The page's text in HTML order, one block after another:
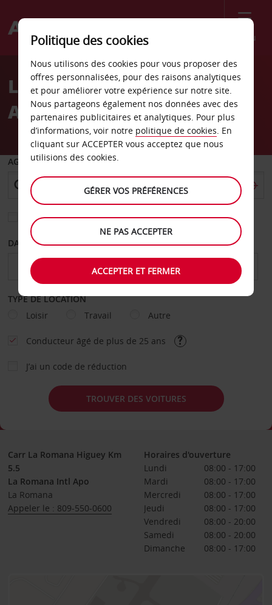
Menu
Welcome
AvisLocation de voiture
Aéroport de La Romana
AGENCE DE DÉPART
Sélectionnez une autre agence de retour
DATE DE DÉPART DATE DE RETOUR
TYPE DE LOCATION
Loisir
Travail Autre
Conducteur âgé de plus de 25 ans
J’ai un code de réduction
TROUVER DES VOITURES
Carr La Romana Higuey Km
5.5
La Romana Intl Apo
La Romana
Appeler le : 809-550-0600
Horaires d'ouverture
Lundi
08:00 - 17:00
Mardi
08:00 - 17:00
Mercredi
08:00 - 17:00
Jeudi
08:00 - 17:00
Vendredi
08:00 - 20:00
Samedi
08:00 - 20:00
Dimanche
08:00 - 17:00
Politique des cookies
Nous utilisons des cookies pour vous proposer des
offres personnalisées, pour des raisons analytiques
et pour améliorer votre expérience sur notre site.
Nous partageons également nos données avec des
partenaires publicitaires et analytiques. Pour plus
d’informations, voir notre politique de cookies. En
cliquant sur ACCEPTER vous acceptez que nous
utilisions des cookies.
GÉRER VOS PRÉFÉRENCES
NE PAS ACCEPTER
ACCEPTER ET FERMER